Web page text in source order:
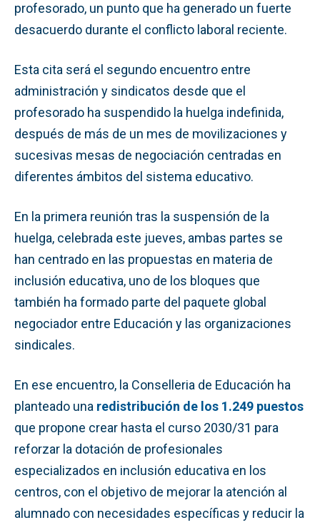
profesorado, un punto que ha generado un fuerte
desacuerdo durante el conflicto laboral reciente.
Esta cita será el segundo encuentro entre
administración y sindicatos desde que el
profesorado ha suspendido la huelga indefinida,
después de más de un mes de movilizaciones y
sucesivas mesas de negociación centradas en
diferentes ámbitos del sistema educativo.
En la primera reunión tras la suspensión de la
huelga, celebrada este jueves, ambas partes se
han centrado en las propuestas en materia de
inclusión educativa, uno de los bloques que
también ha formado parte del paquete global
negociador entre Educación y las organizaciones
sindicales.
En ese encuentro, la Conselleria de Educación ha
planteado una redistribución de los 1.249 puestos
que propone crear hasta el curso 2030/31 para
reforzar la dotación de profesionales
especializados en inclusión educativa en los
centros, con el objetivo de mejorar la atención al
alumnado con necesidades específicas y reducir la